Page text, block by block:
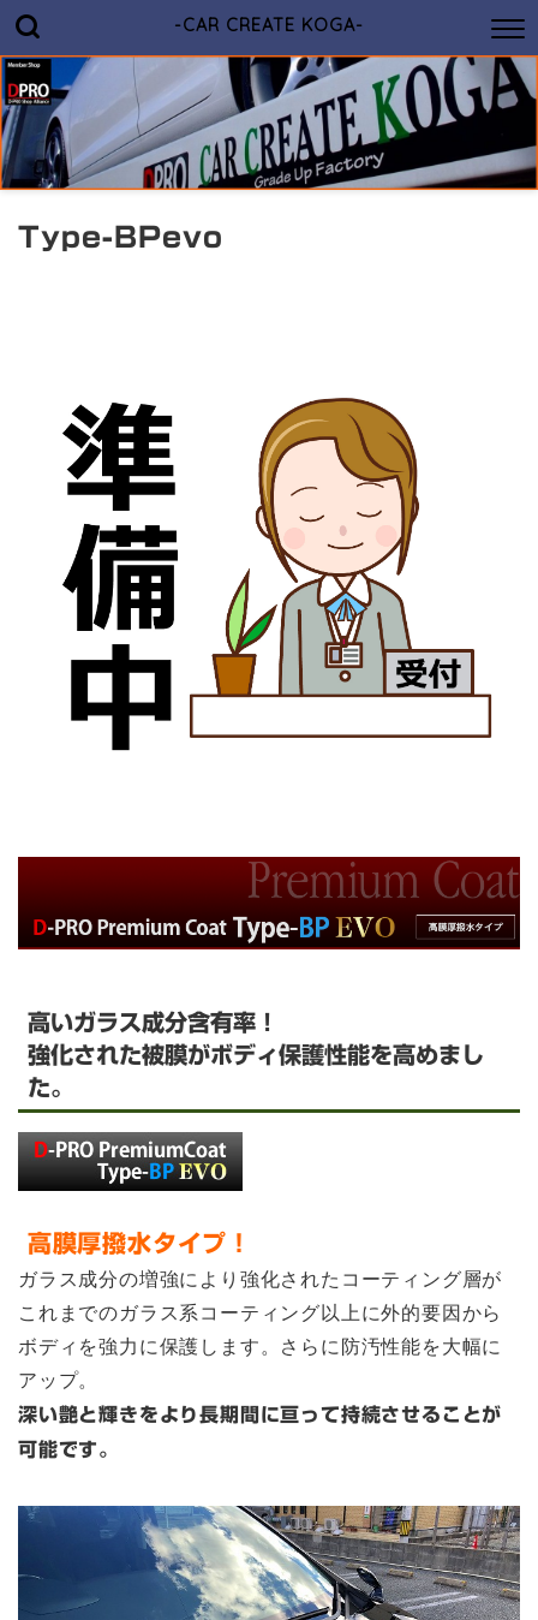
-CAR CREATE KOGA-
Type-BPevo
高いガラス成分含有率！
強化された被膜がボディ保護性能を高めまし
た。
高膜厚撥水タイプ！
ガラス成分の増強により強化されたコーティング層が
これまでのガラス系コーティング以上に外的要因から
ボディを強力に保護します。さらに防汚性能を大幅に
アップ。
深い艶と輝きをより長期間に亘って持続させることが
可能です。